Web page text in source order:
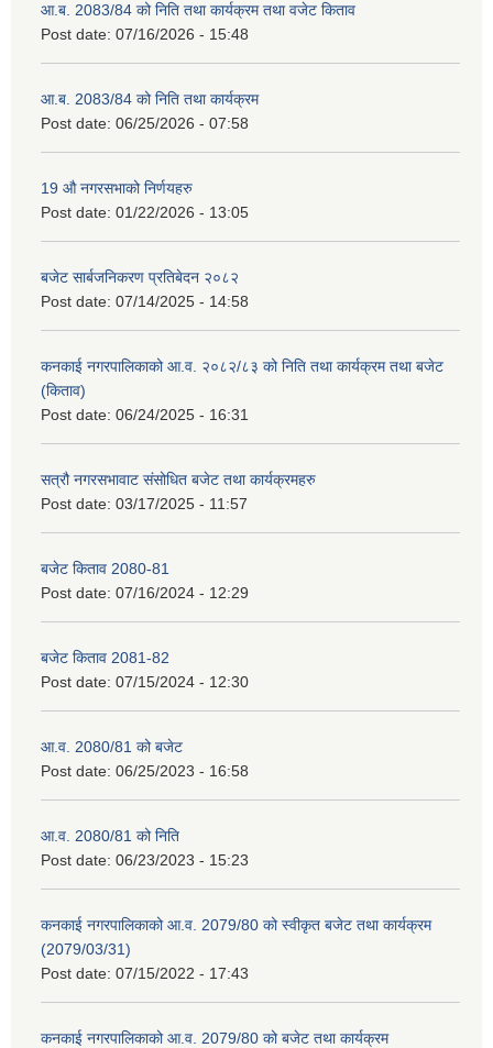
आ.ब. 2083/84 को निति तथा कार्यक्रम तथा वजेट किताव
Post date: 07/16/2026 - 15:48
आ.ब. 2083/84 को निति तथा कार्यक्रम
Post date: 06/25/2026 - 07:58
19 औ नगरसभाको निर्णयहरु
Post date: 01/22/2026 - 13:05
बजेट सार्बजनिकरण प्रतिबेदन २०८२
Post date: 07/14/2025 - 14:58
कनकाई नगरपालिकाको आ.व. २०८२/८३ को निति तथा कार्यक्रम तथा बजेट
(किताव)
Post date: 06/24/2025 - 16:31
सत्रौ नगरसभावाट संसोधित बजेट तथा कार्यक्रमहरु
Post date: 03/17/2025 - 11:57
बजेट किताव 2080-81
Post date: 07/16/2024 - 12:29
बजेट किताव 2081-82
Post date: 07/15/2024 - 12:30
आ.व. 2080/81 को बजेट
Post date: 06/25/2023 - 16:58
आ.व. 2080/81 को निति
Post date: 06/23/2023 - 15:23
कनकाई नगरपालिकाको आ.व. 2079/80 को स्वीकृत बजेट तथा कार्यक्रम
(2079/03/31)
Post date: 07/15/2022 - 17:43
कनकाई नगरपालिकाको आ.व. 2079/80 को बजेट तथा कार्यक्रम